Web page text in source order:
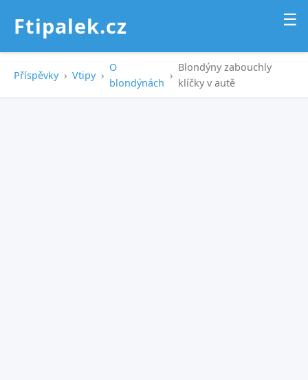
Ftipalek.cz ☰
Příspěvky › Vtipy ›
O
blondýnách
›
Blondýny zabouchly
klíčky v autě